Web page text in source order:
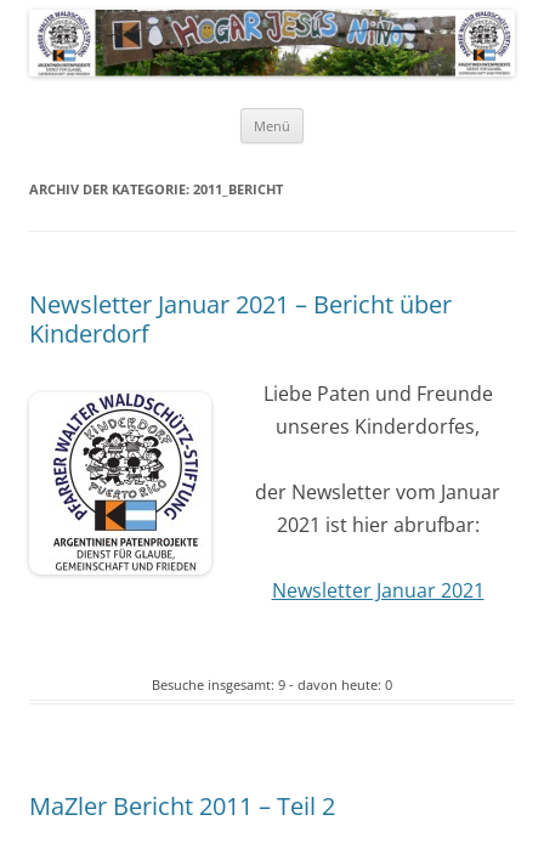
Menü
ARCHIV DER KATEGORIE: 2011_BERICHT
Newsletter Januar 2021 – Bericht über
Kinderdorf
Liebe Paten und Freunde
unseres Kinderdorfes,
der Newsletter vom Januar
2021 ist hier abrufbar:
Newsletter Januar 2021
Besuche insgesamt: 9 - davon heute: 0
MaZler Bericht 2011 – Teil 2